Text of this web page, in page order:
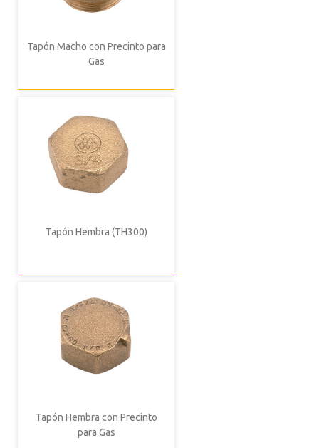
Tapón Macho con Precinto para
Gas
Tapón Hembra (TH300)
Tapón Hembra con Precinto
para Gas